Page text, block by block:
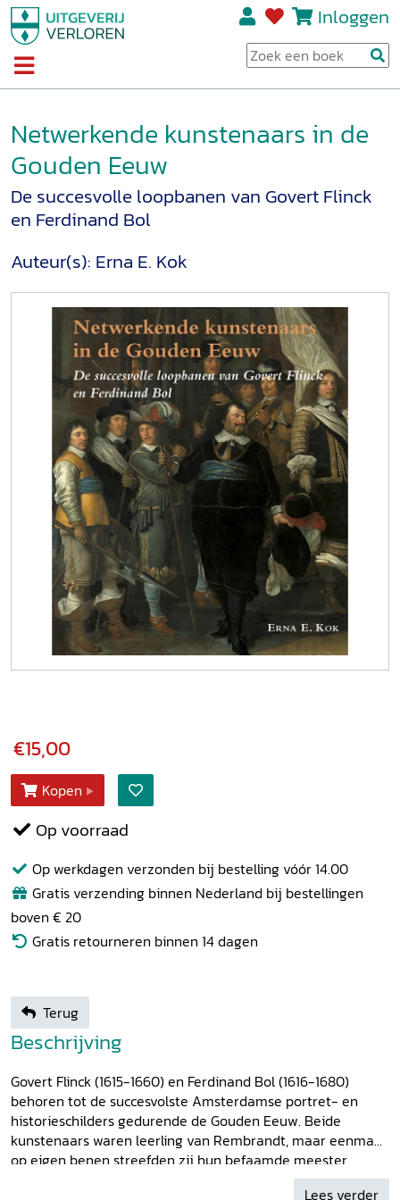
Inloggen
Netwerkende kunstenaars in de
Gouden Eeuw
De succesvolle loopbanen van Govert Flinck
en Ferdinand Bol
Auteur(s): Erna E. Kok
€15,00
Kopen
Op voorraad
Op werkdagen verzonden bij bestelling vóór 14.00
Gratis verzending binnen Nederland bij bestellingen
boven € 20
Gratis retourneren binnen 14 dagen
Terug
Beschrijving
Govert Flinck (1615-1660) en Ferdinand Bol (1616-1680)
behoren tot de succesvolste Amsterdamse portret- en
historieschilders gedurende de Gouden Eeuw. Beide
kunstenaars waren leerling van Rembrandt, maar eenmaal
op eigen benen streefden zij hun befaamde meester
voorbij in sociale en economische statuur. In tegenstelling
Lees verder